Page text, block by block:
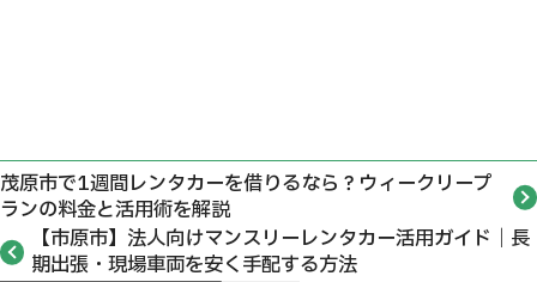
茂原市で1週間レンタカーを借りるなら？ウィークリープ
ランの料金と活用術を解説
【市原市】法人向けマンスリーレンタカー活用ガイド｜長
期出張・現場車両を安く手配する方法